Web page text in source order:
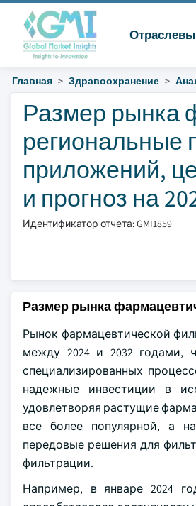
Главная Здравоохранение
Размер рынка
региональные
приложений,
и прогноз на
Идентификатор отчета: GMI1859
Размер рынка
Рынок фармацевтической
между 2024 и 2032 годами,
специализированных
надежные инвестиции в
удовлетворяя растущие
все более популярной, а
передовые решения для
фильтрации.
Например, в январе 2024